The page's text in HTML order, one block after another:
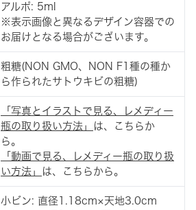
アルポ: 5ml
※表示画像と異なるデザイン容器での
お届けとなる場合がございます。
粗糖(NON GMO、NON F1種の種か
ら作られたサトウキビの粗糖)
「写真とイラストで見る、レメディー
瓶の取り扱い方法」
は、こちらか
ら。
「動画で見る、レメディー瓶の取り扱
い方法」
は、こちらから。
小ビン: 直径1.18cm×天地3.0cm